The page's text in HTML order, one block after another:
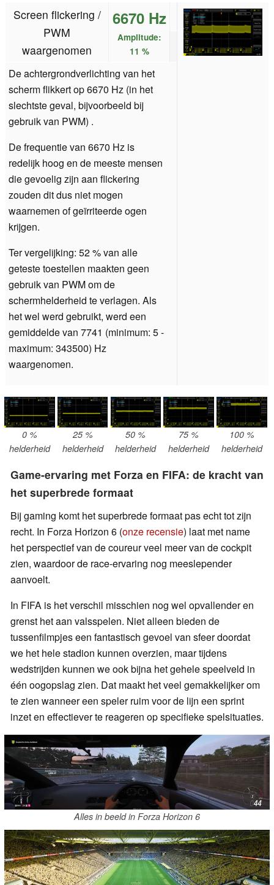
Screen flickering /
PWM
waargenomen
6670 Hz
Amplitude:
11 %
De achtergrondverlichting van het
scherm flikkert op 6670 Hz (in het
slechtste geval, bijvoorbeeld bij
gebruik van PWM) .
De frequentie van 6670 Hz is
redelijk hoog en de meeste mensen
die gevoelig zijn aan flickering
zouden dit dus niet mogen
waarnemen of geïrriteerde ogen
krijgen.
Ter vergelijking: 52 % van alle
geteste toestellen maakten geen
gebruik van PWM om de
schermhelderheid te verlagen. Als
het wel werd gebruikt, werd een
gemiddelde van 7741 (minimum: 5 -
maximum: 343500) Hz
waargenomen.
0 %
helderheid
25 %
helderheid
50 %
helderheid
75 %
helderheid
100 %
helderheid
Game-ervaring met Forza en FIFA: de kracht van
het superbrede formaat
Bij gaming komt het superbrede formaat pas echt tot zijn
recht. In Forza Horizon 6 (onze recensie) laat met name
het perspectief van de coureur veel meer van de cockpit
zien, waardoor de race-ervaring nog meeslepender
aanvoelt.
In FIFA is het verschil misschien nog wel opvallender en
grenst het aan valsspelen. Niet alleen bieden de
tussenfilmpjes een fantastisch gevoel van sfeer doordat
we het hele stadion kunnen overzien, maar tijdens
wedstrijden kunnen we ook bijna het gehele speelveld in
één oogopslag zien. Dat maakt het veel gemakkelijker om
te zien wanneer een speler ruim voor de lijn een sprint
inzet en effectiever te reageren op specifieke spelsituaties.
Alles in beeld in Forza Horizon 6